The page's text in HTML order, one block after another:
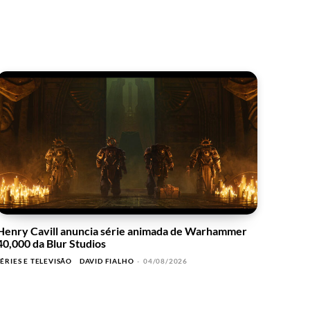
Cavill anuncia série animada de Warhammer
da Blur Studios
E TELEVISÃO DAVID FIALHO - 04/08/2026